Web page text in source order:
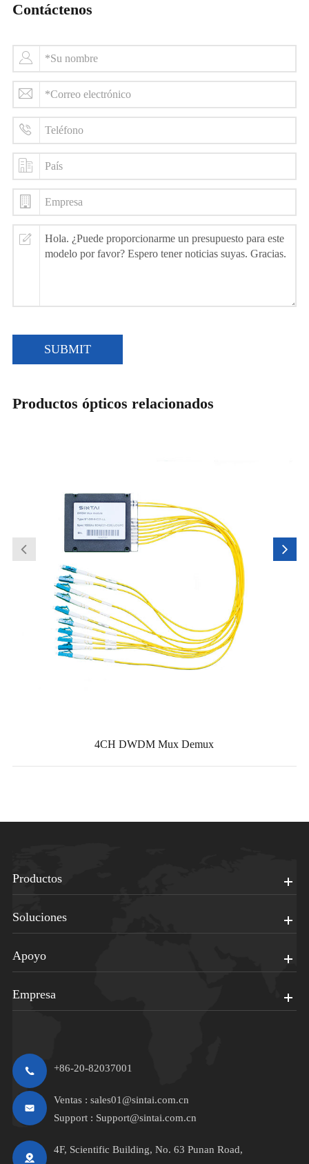
Contáctenos
SUBMIT
Productos ópticos relacionados
4CH DWDM Mux Demux
Productos
Soluciones
Apoyo
Empresa
+86-20-82037001
Ventas : sales01@sintai.com.cn
Support : Support@sintai.com.cn
4F, Scientific Building, No. 63 Punan Road,